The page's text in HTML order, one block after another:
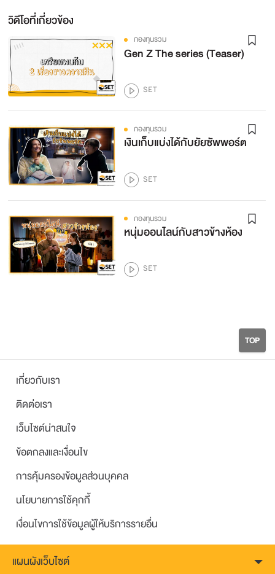
วิดีโอที่เกี่ยวข้อง
กองทุนรวม
Gen Z The series (Teaser)
SET
กองทุนรวม
เงินเก็บแบ่งได้กับยัยซัพพอร์ต
SET
กองทุนรวม
หนุ่มออนไลน์กับสาวข้างห้อง
SET
TOP
เกี่ยวกับเรา
ติดต่อเรา
เว็บไซต์น่าสนใจ
ข้อตกลงและเงื่อนไข
การคุ้มครองข้อมูลส่วนบุคคล
นโยบายการใช้คุกกี้
เงื่อนไขการใช้ข้อมูลผู้ให้บริการรายอื่น
แผนผังเว็บไซต์